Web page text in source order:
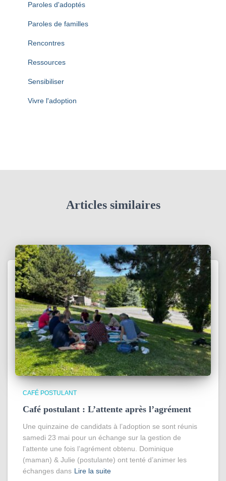
Paroles d'adoptés
Paroles de familles
Rencontres
Ressources
Sensibiliser
Vivre l'adoption
Articles similaires
CAFÉ POSTULANT
Café postulant : L’attente après l’agrément
Une quinzaine de candidats à l’adoption se sont réunis
samedi 23 mai pour un échange sur la gestion de
l’attente une fois l’agrément obtenu. Dominique
(maman) & Julie (postulante) ont tenté d’animer les
échanges dans Lire la suite